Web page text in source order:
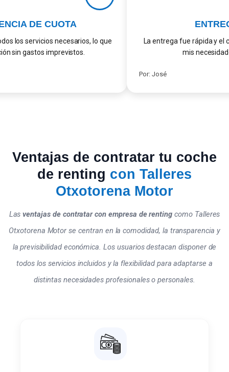
DE CUOTA
los servicios necesarios, lo que
sin gastos imprevistos.
La entrega fue rápida y el
mis
Por: José
Ventajas de contratar tu coche
de renting con Talleres
Otxotorena Motor
Lasventajas de contratar con empresa de renting como Talleres
Otxotorena Motor se centran en la comodidad, la transparencia y
la previsibilidad económica. Los usuarios destacan disponer de
todos los servicios incluidos y la flexibilidad para adaptarse a
distintas necesidades profesionales o personales.